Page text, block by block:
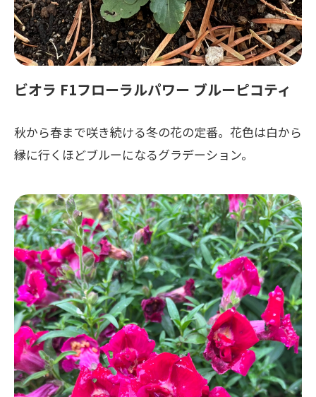
ビオラ F1フローラルパワー ブルーピコティ
秋から春まで咲き続ける冬の花の定番。花色は白から
縁に行くほどブルーになるグラデーション。